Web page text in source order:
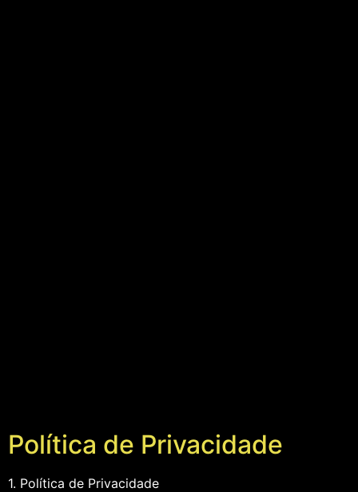
Política de Privacidade
1. Política de Privacidade